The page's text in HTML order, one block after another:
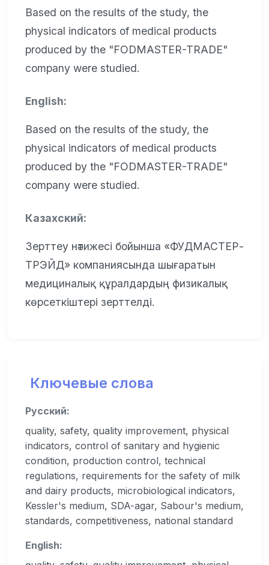
Based on the results of the study, the
physical indicators of medical products
produced by the "FODMASTER-TRADE"
company were studied.
English:
Based on the results of the study, the
physical indicators of medical products
produced by the "FODMASTER-TRADE"
company were studied.
Казахский:
Зерттеу нәтижесі бойынша «ФУДМАСТЕР-
ТРЭЙД» компаниясында шығаратын
медициналық құралдардың физикалық
көрсеткіштері зерттелді.
Ключевые слова
Русский:
quality, safety, quality improvement, physical
indicators, control of sanitary and hygienic
condition, production control, technical
regulations, requirements for the safety of milk
and dairy products, microbiological indicators,
Kessler's medium, SDA-agar, Sabour's medium,
standards, competitiveness, national standard
English: